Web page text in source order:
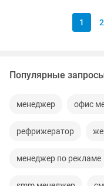
1 2
Популярные
менеджер офис
рефрижератор
менеджер по рекламе